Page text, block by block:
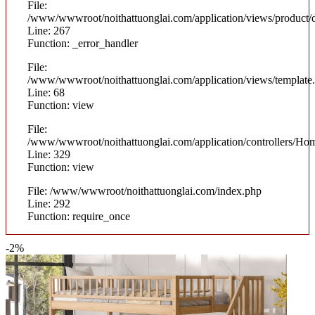
File:
/www/wwwroot/noithattuonglai.com/application/views/product/
Line: 267
Function: _error_handler
File:
/www/wwwroot/noithattuonglai.com/application/views/
Line: 68
Function: view
File:
/www/wwwroot/noithattuonglai.com/application/controllers/
Line: 329
Function: view
File: /www/wwwroot/noithattuonglai.com/index.php
Line: 292
Function: require_once
-2%